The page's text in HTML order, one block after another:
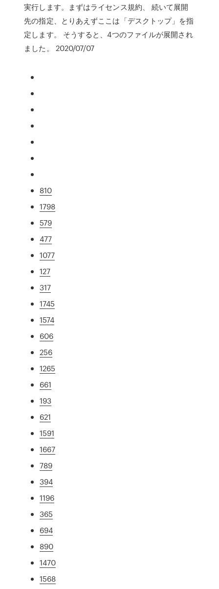
実行します。まずはライセンス規約、 続いて展開
先の指定、とりあえずここは「デスクトップ」を指
定します。 そうすると、4つのファイルが展開され
ました。 2020/07/07
810
1798
579
477
1077
127
317
1745
1574
606
256
1265
661
193
621
1591
1667
789
394
1196
365
694
890
1470
1568